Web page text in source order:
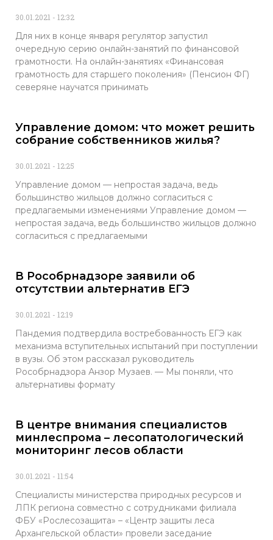
30.01.2021 12:32
Для них в конце января регулятор запустил
очередную серию онлайн-занятий по финансовой
грамотности. На онлайн-занятиях «Финансовая
грамотность для старшего поколения» (Пенсион ФГ)
северяне научатся принимать
Управление домом: что может решить
собрание собственников жилья?
30.01.2021 12:25
Управление домом — непростая задача, ведь
большинство жильцов должно согласиться с
предлагаемыми изменениями Управление домом —
непростая задача, ведь большинство жильцов должно
согласиться с предлагаемыми
В Рособрнадзоре заявили об
отсутствии альтернатив ЕГЭ
30.01.2021 12:19
Пандемия подтвердила востребованность ЕГЭ как
механизма вступительных испытаний при поступлении
в вузы. Об этом рассказал руководитель
Рособрнадзора Анзор Музаев. — Мы поняли, что
альтернативы формату
В центре внимания специалистов
минлеспрома – лесопатологический
мониторинг лесов области
30.01.2021 11:54
Специалисты министерства природных ресурсов и
ЛПК региона совместно с сотрудниками филиала
ФБУ «Рослесозащита» – «Центр защиты леса
Архангельской области» провели заседание